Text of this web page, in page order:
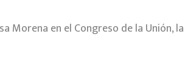
Morena en el Congreso de la